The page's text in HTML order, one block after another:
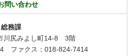
問い合わせ
務課
川尻みよし町14-8 3階
ファクス：018-824-7414